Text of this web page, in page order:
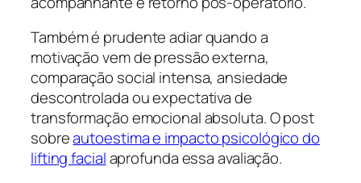
Também é prudente adiar quando a
motivação vem de pressão externa,
comparação social intensa, ansiedade
descontrolada ou expectativa de
transformação emocional absoluta. O post
sobreautoestima e impacto psicológico do
lifting facialaprofunda essa avaliação.